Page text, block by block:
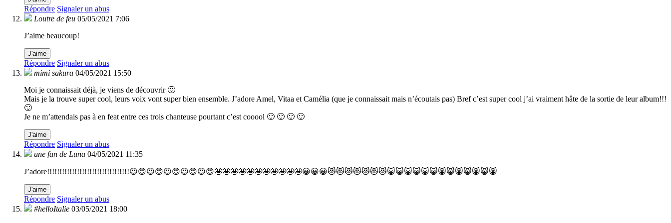
Répondre Signaler un abus
Loutre de feu 05/05/2021 7:06
J’aime beaucoup!
J'aime
Répondre Signaler un abus
mimi sakura 04/05/2021 15:50
Moi je connaissait déjà, je viens de découvrir 🙂
Mais je la trouve super cool, leurs voix vont super bien ensemble. J’adore Amel, Vitaa et Camélia (que je connaissait mais n’écoutais pas) Bref c’est super cool j’ai vraiment hâte de la sortie de leur album!!!
🙂
Je ne m’attendais pas à en feat entre ces trois chanteuse pourtant c’est cooool 🙂 🙂 🙂 🙂
J'aime
Répondre Signaler un abus
une fan de Luna 04/05/2021 11:35
J’adore!!!!!!!!!!!!!!!!!!!!!!!!!!!!!!!!!😍😍😍😍😍😍😍😍😍😍🤩🤩🤩🤩🤩🤩🤩🤩🤩🤩🤩😀😀😀😻😻😻😻😻😻😻😺😺😺😺😺😺😸😸😸😸😸😸😸
J'aime
Répondre Signaler un abus
#helloItalie 03/05/2021 18:00